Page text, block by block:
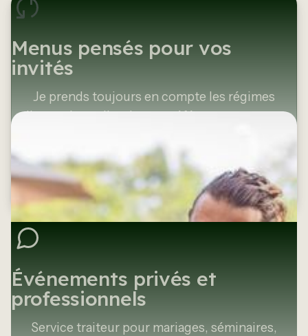
Menus pensés pour vos
invités
Je prends toujours en compte les régimes
alimentaires, allergies et préférences pour que
Voir nos menus
Événements privés et
professionnels
Service traiteur pour mariages, séminaires,